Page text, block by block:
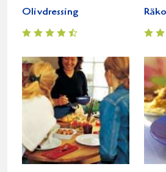
Olivdressing